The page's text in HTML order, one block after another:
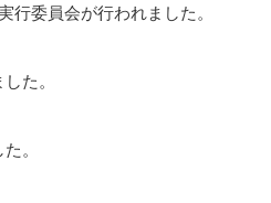
行委員会が行われました。
た。
。